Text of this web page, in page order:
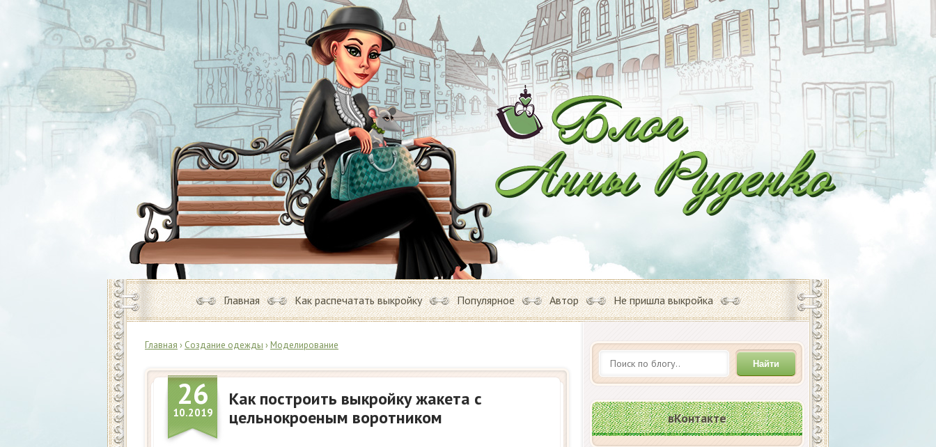
Главная Как распечатать выкройку Популярное Автор Не пришла выкройка
Главная › Создание одежды › Моделирование
26
10.2019
Как построить выкройку жакета с
цельнокроеным воротником
Найти
вКонтакте